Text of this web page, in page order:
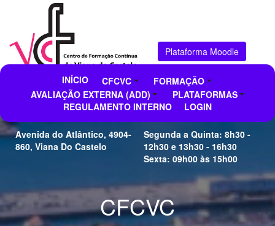
Plataforma Moodle
CFAE de Viana do Castelo
Avenida do Atlântico, 4904-
860, Viana Do Castelo
Horário de Funcionamento
Segunda a Quinta: 8h30 -
12h30 e 13h30 - 16h30
Sexta: 09h00 às 15h00
INÍCIO CFCVC
FORMAÇÃO
AVALIAÇÃO EXTERNA (ADD)
PLATAFORMAS
REGULAMENTO INTERNO
LOGIN
CFCVC